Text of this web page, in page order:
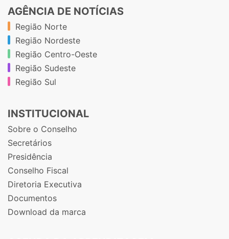
AGÊNCIA DE NOTÍCIAS
Região Norte
Região Nordeste
Região Centro-Oeste
Região Sudeste
Região Sul
INSTITUCIONAL
Sobre o Conselho
Secretários
Presidência
Conselho Fiscal
Diretoria Executiva
Documentos
Download da marca